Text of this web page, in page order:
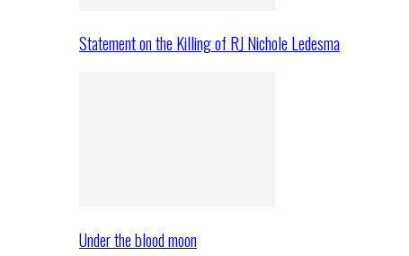
Statement on the Killing of RJ Nichole Ledesma
Under the blood moon